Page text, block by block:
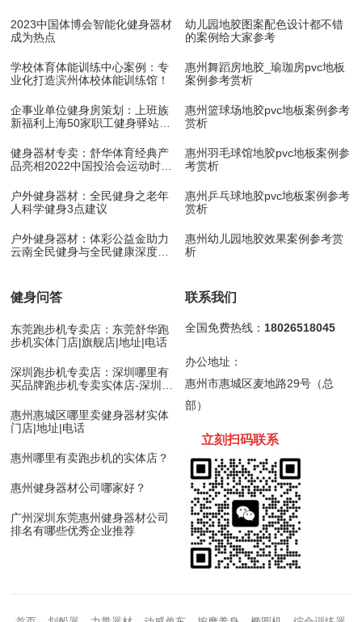
2023中国体博会智能化健身器材
成为热点
学校体育体能训练中心案例：专
业化打造滨州体校体能训练馆！
企事业单位健身房策划：上班族
新福利上海50家职工健身驿站10
健身器材专卖：舒华体育经典产
品亮相2022中国投洽会运动时尚
户外健身器材：全民健身之老年
人科学健身3点建议
户外健身器材：体彩公益金助力
云南全民健身与全民健康深度融
幼儿园地胶图案配色设计都不错
的案例给大家参考
惠州舞蹈房地胶_瑜珈房pvc地板
案例参考赏析
惠州篮球场地胶pvc地板案例参考
赏析
惠州羽毛球馆地胶pvc地板案例参
考赏析
惠州乒乓球地胶pvc地板案例参考
赏析
惠州幼儿园地胶效果案例参考赏
析
健身问答
东莞跑步机专卖店：东莞舒华跑
步机实体门店|旗舰店|地址|电话
深圳跑步机专卖店：深圳哪里有
买品牌跑步机专卖实体店-深圳舒
惠州惠城区哪里卖健身器材实体
门店|地址|电话
惠州哪里有卖跑步机的实体店？
惠州健身器材公司哪家好？
广州深圳东莞惠州健身器材公司
排名有哪些优秀企业推荐
联系我们
全国免费热线： 18026518045
办公地址：
惠州市惠城区麦地路29号（总
部）
立刻扫码联系